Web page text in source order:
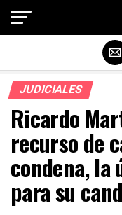
JUDICIALES
Ricardo
recurso de
condena, la
para su